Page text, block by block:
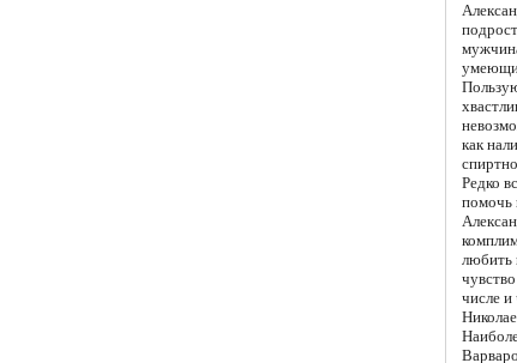
как
Редко
помочь
любить
числе